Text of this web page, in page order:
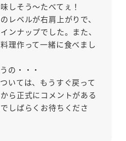
しそう～たべてぇ！
レベルが右肩上がりで、
ンナップでした。また、
理作って一緒に食べまし
の・・・
いては、もうすぐ戻って
ら正式にコメントがある
しばらくお待ちくださ